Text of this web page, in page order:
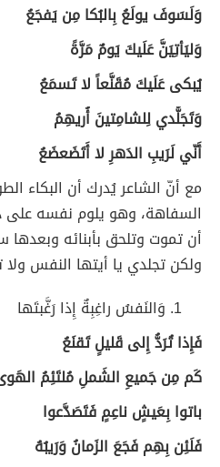
وَلَسَوفَ يولَعُ بِالبُكا مِن يَفجَعُ
وَليَأتِيَنَّ عَلَيكَ يَومٌ مَرَّةً
يُبكى عَلَيكَ مُقَنَّعاً لا تَسمَعُ
وَتَجَلُّدي لِلشامِتينَ أُريهِمُ
أَنّي لَرَيبِ الدَهرِ لا أَتَضَعضَعُ
مع أنّ الشاعر يُدرك أن البكاء
السفاهة، وهو يلوم نفسه على
أن تموت وتلحق بأبنائه
ولكن تجلدي يا أيتها النفس
وَالنَفسُ راغِبِةٌ إِذا رَغَّبتَها
فَإِذا تُرَدُّ إِلى قَليلٍ تَقنَعُ
كَم مِن جَميعِ الشَملِ مُلتَئِمُ
باتوا بِعَيشٍ ناعِمٍ فَتَصَدَّعوا
فَلَئِن بِهِم فَجَعَ الزَمانُ وَرَيبُهُ